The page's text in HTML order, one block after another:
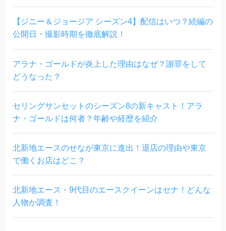
【ジニー＆ジョージア シーズン4】配信はいつ？続編の
公開日・撮影時期を徹底解説！
アラナ・ゴールドが炎上した理由はなぜ？謝罪をして
どうなった？
セリングサンセットのシーズン8の新キャスト！アラ
ナ・ゴールドは何者？年齢や経歴を紹介
北新地エースのせなが東京に進出！退店の理由や東京
で働くお店はどこ？
北新地エース・9代目のエースクイーンはセナ！どんな
人物か調査！